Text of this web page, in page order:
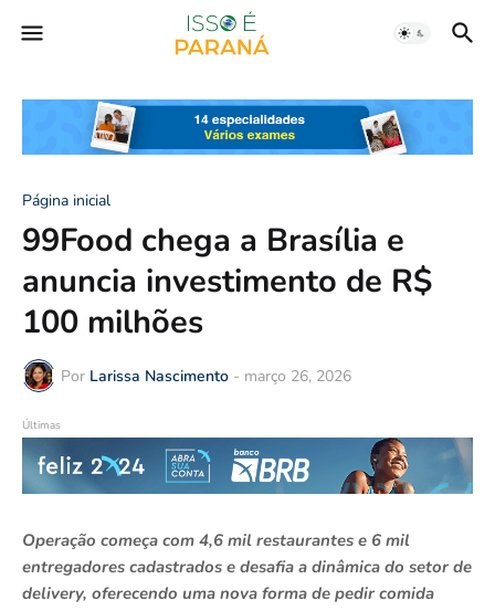
Página inicial
99Food chega a Brasília e
anuncia investimento de R$
100 milhões
Por Larissa Nascimento - março 26, 2026
Últimas
Operação começa com 4,6 mil restaurantes e 6 mil
entregadores cadastrados e desafia a dinâmica do setor de
delivery, oferecendo uma nova forma de pedir comida